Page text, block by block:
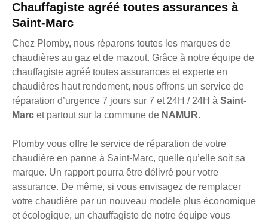
Chauffagiste agréé toutes assurances à
Saint-Marc
Chez Plomby, nous réparons toutes les marques de
chaudières au gaz et de mazout. Grâce à notre équipe de
chauffagiste agréé toutes assurances et experte en
chaudières haut rendement, nous offrons un service de
réparation d’urgence 7 jours sur 7 et 24H / 24H à Saint-
Marc et partout sur la commune de NAMUR.
Plomby vous offre le service de réparation de votre
chaudière en panne à Saint-Marc, quelle qu’elle soit sa
marque. Un rapport pourra être délivré pour votre
assurance. De même, si vous envisagez de remplacer
votre chaudière par un nouveau modèle plus économique
et écologique, un chauffagiste de notre équipe vous